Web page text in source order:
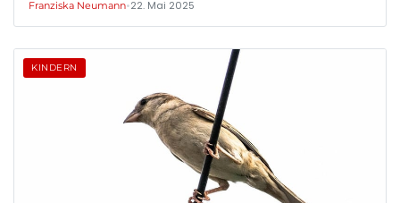
Franziska Neumann•22. Mai 2025
KINDERN